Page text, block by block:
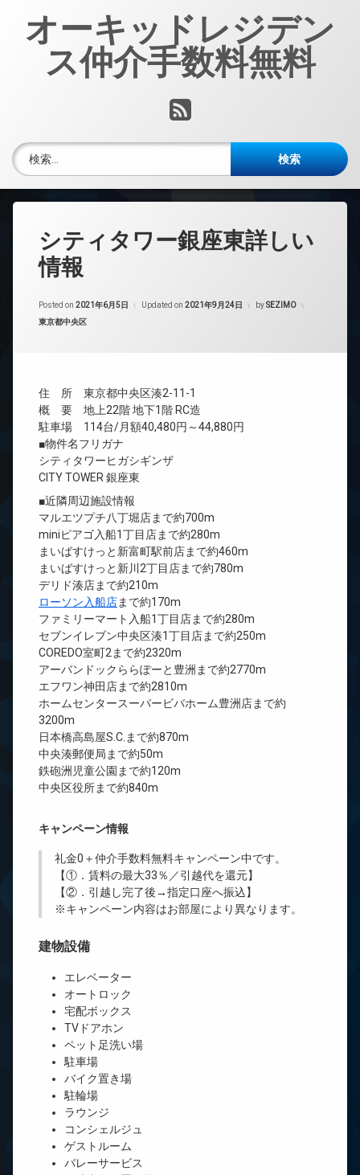
オーキッドレジデン
ス仲介手数料無料
RSS
検索:
シティタワー銀座東詳しい
情報
Posted on 2021年6月5日 Updated on 2021年9月24日 bySEZIMO
カテゴリー:
東京都中央区
住 所 東京都中央区湊2-11-1
概 要 地上22階 地下1階 RC造
駐車場 114台/月額40,480円～44,880円
■物件名フリガナ
シティタワーヒガシギンザ
CITY TOWER 銀座東
■近隣周辺施設情報
マルエツプチ八丁堀店まで約700m
miniピアゴ入船1丁目店まで約280m
まいばすけっと新富町駅前店まで約460m
まいばすけっと新川2丁目店まで約780m
デリド湊店まで約210m
ローソン入船店まで約170m
ファミリーマート入船1丁目店まで約280m
セブンイレブン中央区湊1丁目店まで約250m
COREDO室町2まで約2320m
アーバンドックららぽーと豊洲まで約2770m
エフワン神田店まで約2810m
ホームセンタースーパービバホーム豊洲店まで約
3200m
日本橋高島屋S.C.まで約870m
中央湊郵便局まで約50m
鉄砲洲児童公園まで約120m
中央区役所まで約840m
キャンペーン情報
礼金0 ＋仲介手数料無料キャンペーン中です。
【①．賃料の最大33％／引越代を還元】
【②．引越し完了後→指定口座へ振込】
※キャンペーン内容はお部屋により異なります。
建物設備
エレベーター
オートロック
宅配ボックス
TVドアホン
ペット足洗い場
駐車場
バイク置き場
駐輪場
ラウンジ
コンシェルジュ
ゲストルーム
バレーサービス